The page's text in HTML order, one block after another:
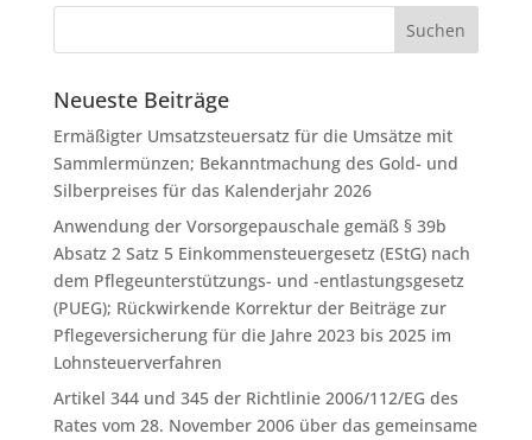
Neueste Beiträge
Ermäßigter Umsatzsteuersatz für die Umsätze mit
Sammlermünzen; Bekanntmachung des Gold- und
Silberpreises für das Kalenderjahr 2026
Anwendung der Vorsorgepauschale gemäß § 39b
Absatz 2 Satz 5 Einkommensteuergesetz (EStG) nach
dem Pflegeunterstützungs- und -entlastungsgesetz
(PUEG); Rückwirkende Korrektur der Beiträge zur
Pflegeversicherung für die Jahre 2023 bis 2025 im
Lohnsteuerverfahren
Artikel 344 und 345 der Richtlinie 2006/112/EG des
Rates vom 28. November 2006 über das gemeinsame